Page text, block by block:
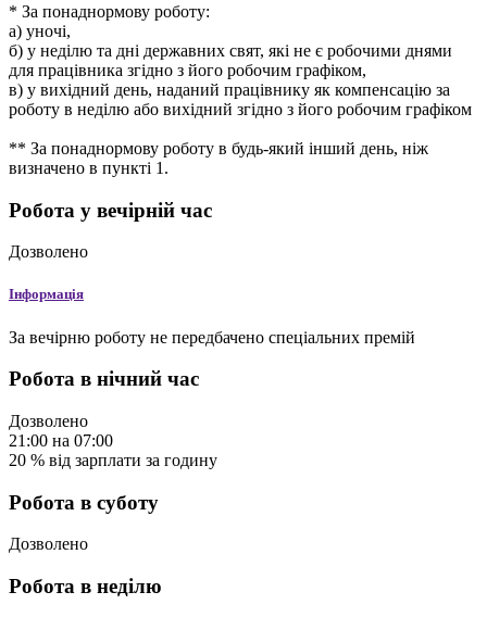
* За понаднормову роботу:
а) уночі,
б) у неділю та дні державних свят, які не є робочими днями
для працівника згідно з його робочим графіком,
в) у вихідний день, наданий працівнику як компенсацію за
роботу в неділю або вихідний згідно з його робочим графіком
** За понаднормову роботу в будь-який інший день, ніж
визначено в пункті 1.
Робота у вечірній час
Дозволено
Інформація
За вечірню роботу не передбачено спеціальних премій
Робота в нічний час
Дозволено
21:00 на 07:00
20 % від зарплати за годину
Робота в суботу
Дозволено
Робота в неділю